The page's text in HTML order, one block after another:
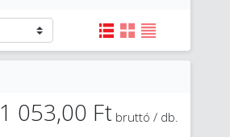
1 053,00 Ft bruttó / db.